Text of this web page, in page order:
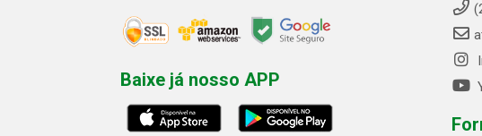
Baixe já nosso APP